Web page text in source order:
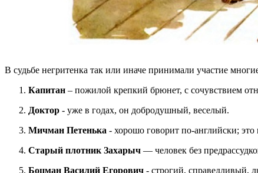
В судьбе негритенка так или иначе принимали участие
Капитан – пожилой крепкий брюнет, с сочувствием
Доктор - уже в годах, он добродушный, веселый.
Мичман Петенька - хорошо говорит по-английски;
Старый плотник Захарыч — человек без
Боцман Василий Егорович - строгий, справедливый,